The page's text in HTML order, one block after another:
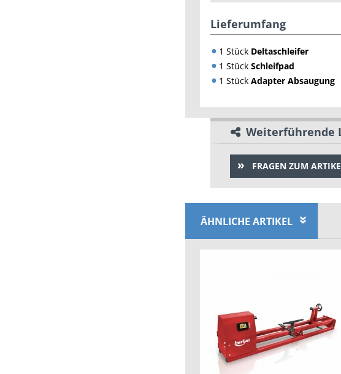
Lieferumfang
1 Stück Deltaschleifer
1 Stück Schleifpad
1 Stück Adapter Absaugung
Weiterführende
FRAGEN ZUM
ÄHNLICHE ARTIKEL